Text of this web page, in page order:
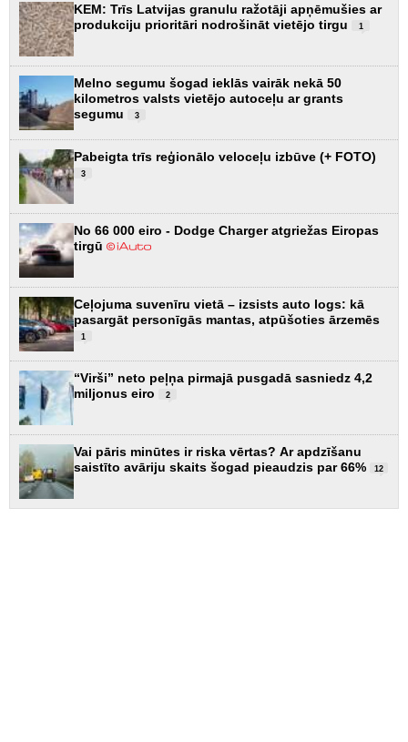
KEM: Trīs Latvijas granulu ražotāji apņēmušies ar
produkciju prioritāri nodrošināt vietējo tirgu
1
Melno segumu šogad ieklās vairāk nekā 50
kilometros valsts vietējo autoceļu ar grants
segumu
3
Pabeigta trīs reģionālo veloceļu izbūve (+ FOTO)
3
No 66 000 eiro - Dodge Charger atgriežas Eiropas
tirgū
Ceļojuma suvenīru vietā – izsists auto logs: kā
pasargāt personīgās mantas, atpūšoties ārzemēs
1
“Virši” neto peļņa pirmajā pusgadā sasniedz 4,2
miljonus eiro
2
Vai pāris minūtes ir riska vērtas? Ar apdzīšanu
saistīto avāriju skaits šogad pieaudzis par 66%
12